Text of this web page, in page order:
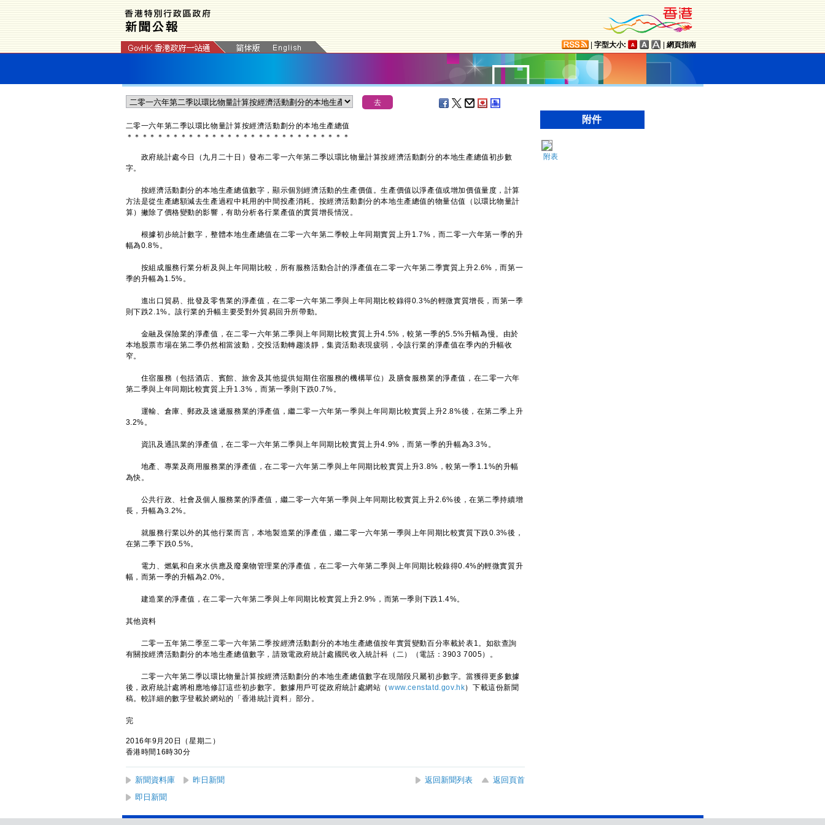
字型大小: 網頁指南
二零一六年第二季以環比物量計算按經濟活動劃分的本地生產總值
＊ ＊ ＊ ＊ ＊ ＊ ＊ ＊ ＊ ＊ ＊ ＊ ＊ ＊ ＊ ＊ ＊ ＊ ＊ ＊ ＊ ＊ ＊ ＊ ＊ ＊ ＊ ＊ ＊
政府統計處今日（九月二十日）發布二零一六年第二季以環比物量計算按經濟活動劃分的本地生產總值初步數
字。
按經濟活動劃分的本地生產總值數字，顯示個別經濟活動的生產價值。生產價值以淨產值或增加價值量度，計算
方法是從生產總額減去生產過程中耗用的中間投產消耗。按經濟活動劃分的本地生產總值的物量估值（以環比物量計
算）撇除了價格變動的影響，有助分析各行業產值的實質增長情況。
根據初步統計數字，整體本地生產總值在二零一六年第二季較上年同期實質上升1.7%，而二零一六年第一季的升
幅為0.8%。
按組成服務行業分析及與上年同期比較，所有服務活動合計的淨產值在二零一六年第二季實質上升2.6%，而第一
季的升幅為1.5%。
進出口貿易、批發及零售業的淨產值，在二零一六年第二季與上年同期比較錄得0.3%的輕微實質增長，而第一季
則下跌2.1%。該行業的升幅主要受對外貿易回升所帶動。
金融及保險業的淨產值，在二零一六年第二季與上年同期比較實質上升4.5%，較第一季的5.5%升幅為慢。由於
本地股票市場在第二季仍然相當波動，交投活動轉趨淡靜，集資活動表現疲弱，令該行業的淨產值在季內的升幅收
窄。
住宿服務（包括酒店、賓館、旅舍及其他提供短期住宿服務的機構單位）及膳食服務業的淨產值，在二零一六年
第二季與上年同期比較實質上升1.3%，而第一季則下跌0.7%。
運輸、倉庫、郵政及速遞服務業的淨產值，繼二零一六年第一季與上年同期比較實質上升2.8%後，在第二季上升
3.2%。
資訊及通訊業的淨產值，在二零一六年第二季與上年同期比較實質上升4.9%，而第一季的升幅為3.3%。
地產、專業及商用服務業的淨產值，在二零一六年第二季與上年同期比較實質上升3.8%，較第一季1.1%的升幅
為快。
公共行政、社會及個人服務業的淨產值，繼二零一六年第一季與上年同期比較實質上升2.6%後，在第二季持續增
長，升幅為3.2%。
就服務行業以外的其他行業而言，本地製造業的淨產值，繼二零一六年第一季與上年同期比較實質下跌0.3%後，
在第二季下跌0.5%。
電力、燃氣和自來水供應及廢棄物管理業的淨產值，在二零一六年第二季與上年同期比較錄得0.4%的輕微實質升
幅，而第一季的升幅為2.0%。
建造業的淨產值，在二零一六年第二季與上年同期比較實質上升2.9%，而第一季則下跌1.4%。
其他資料
二零一五年第二季至二零一六年第二季按經濟活動劃分的本地生產總值按年實質變動百分率載於表1。如欲查詢
有關按經濟活動劃分的本地生產總值數字，請致電政府統計處國民收入統計科（二）（電話：3903 7005）。
二零一六年第二季以環比物量計算按經濟活動劃分的本地生產總值數字在現階段只屬初步數字。當獲得更多數據
後，政府統計處將相應地修訂這些初步數字。數據用戶可從政府統計處網站（ www.censtatd.gov.hk）下載這份新聞
稿。較詳細的數字登載於網站的「香港統計資料」部分。
完
2016年9月20日（星期二）
香港時間16時30分
新聞資料庫 昨日新聞 返回新聞列表
返回頁首
即日新聞
附件
附表